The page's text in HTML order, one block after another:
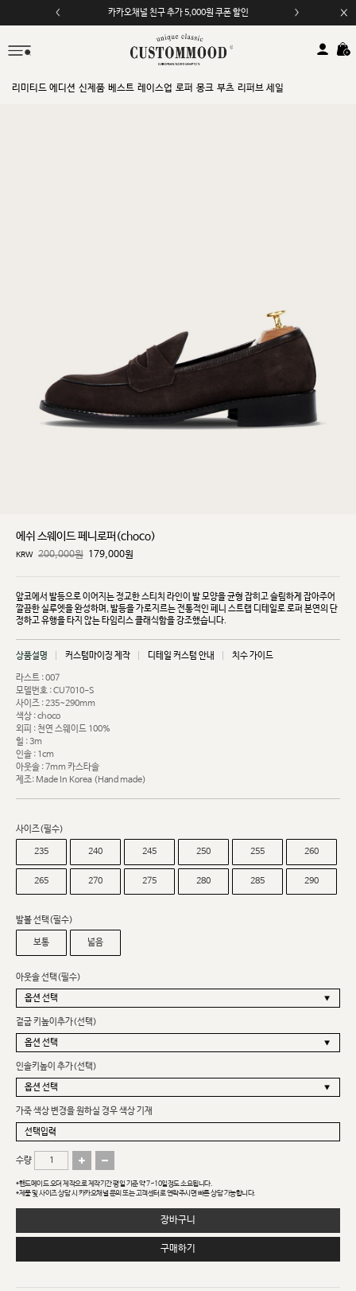
카카오채널 친구 추가 5,000원 쿠폰 할인
리미티드 에디션 신제품 베스트 레이스업 로퍼 몽크 부츠 리퍼브 세일
에쉬 스웨이드 페니로퍼(choco)
KRW 200,000원 179,000원
앞코에서 발등으로 이어지는 정교한 스티치 라인이 발 모양을 균형 잡히고 슬림하게 잡아주어
깔끔한실루엣을 완성하며, 발등을 가로지르는 전통적인 페니 스트랩 디테일로 로퍼 본연의 단
정하고 유행을타지 않는 타임리스 클래식함을 강조했습니다.
상품설명 커스텀마이징 제작 디테일 커스텀 안내 치수 가이드
라스트 : 007
모델번호 : CU7010-S
사이즈 : 235~290mm
색상 : choco
외피 : 천연 스웨이드 100%
힐 : 3m
인솔 : 1cm
아웃솔 : 7mm 카스타솔
제조: Made In Korea (Hand made)
사이즈(필수)
235 240 245 250 255 260
265 270 275 280 285 290
발볼 선택(필수)
보통 넓음
아웃솔 선택(필수)
겉굽 키높이추가(선택)
인솔키높이 추가(선택)
가죽 색상 변경을 원하실 경우 색상 기재
수량
*핸드메이드 오더 제작으로 제작기간 평일 기준 약 7~10일정도 소요됩니다.
*제품 및 사이즈 상담 시 카카오채널 문의 또는 고객센터로 연락주시면 빠른 상담 가능합니다.
장바구니
구매하기